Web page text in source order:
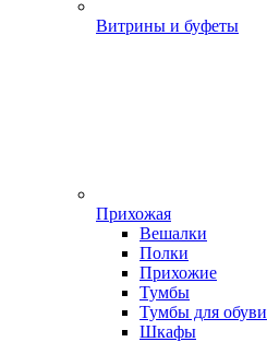
Витрины и буфеты
Прихожая
Вешалки
Полки
Прихожие
Тумбы
Тумбы для обуви
Шкафы